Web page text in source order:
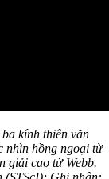
kính thiên văn
nhìn hồng ngoại từ
giải cao từ Webb.